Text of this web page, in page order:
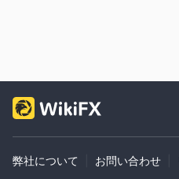
弊社について お問い合わせ